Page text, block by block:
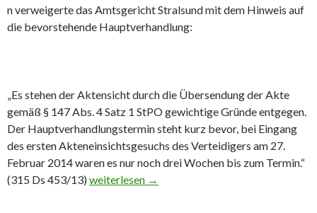
n verweigerte das Amtsgericht Stralsund mit dem Hinweis auf
die bevorstehende Hauptverhandlung:
„Es stehen der Aktensicht durch die Übersendung der Akte
gemäß § 147 Abs. 4 Satz 1 StPO gewichtige Gründe entgegen.
Der Hauptverhandlungstermin steht kurz bevor, bei Eingang
des ersten Akteneinsichtsgesuchs des Verteidigers am 27.
Februar 2014 waren es nur noch drei Wochen bis zum Termin.“
(315 Ds 453/13) Amtsgericht Stralsund verwehrt Akteneinsicht
weiterlesen →